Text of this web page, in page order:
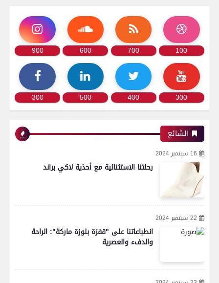
100
700
600
900
300
400
500
300
الشائع
16 سبتمبر 2024
رحلتنا الاستثنائية مع أحذية لاكي براند
22 سبتمبر 2024
انطباعاتنا على "قفزة بلوزة ماركة": الراحة
والدفء والعصرية